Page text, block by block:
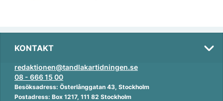
KONTAKT
redaktionen@tandlakartidningen.se
08 - 666 15 00
Besöksadress: Österlånggatan 43, Stockholm
Postadress: Box 1217, 111 82 Stockholm